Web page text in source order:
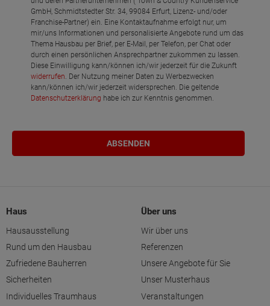
GmbH, Schmidtstedter Str. 34, 99084 Erfurt, Lizenz- und/oder
Franchise-Partner) ein. Eine Kontaktaufnahme erfolgt nur, um
mir/uns Informationen und personalisierte Angebote rund um das
Thema Hausbau per Brief, per E-Mail, per Telefon, per Chat oder
durch einen persönlichen Ansprechpartner zukommen zu lassen.
Diese Einwilligung kann/können ich/wir jederzeit für die Zukunft
widerrufen. Der Nutzung meiner Daten zu Werbezwecken
kann/können ich/wir jederzeit widersprechen. Die geltende
Datenschutzerklärung habe ich zur Kenntnis genommen.
Haus
Hausausstellung
Rund um den Hausbau
Zufriedene Bauherren
Sicherheiten
Individuelles Traumhaus
Über uns
Wir über uns
Referenzen
Unsere Angebote für Sie
Unser Musterhaus
Veranstaltungen